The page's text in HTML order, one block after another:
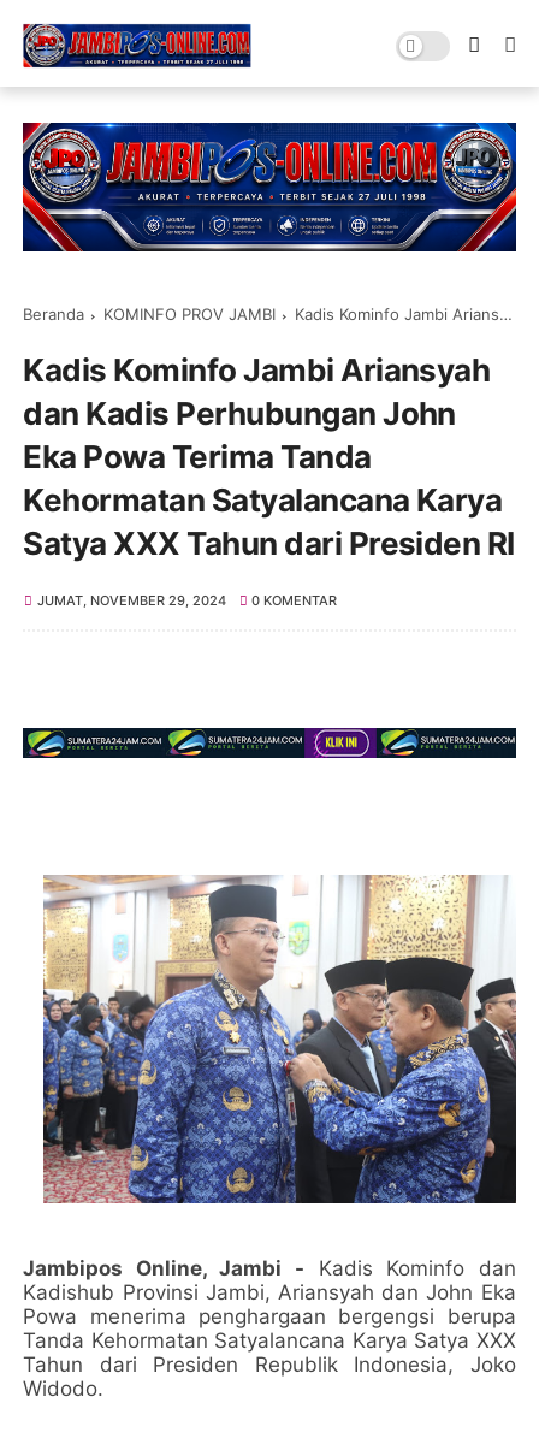
Beranda KOMINFO PROV JAMBI Kadis Kominfo Jambi Ariansyah dan Kadis Perhubungan John Eka Powa Terima Tanda Kehormatan Satyalancana Karya Satya XXX Tahun dari Presiden RI
Kadis Kominfo Jambi Ariansyah
dan Kadis Perhubungan John
Eka Powa Terima Tanda
Kehormatan Satyalancana Karya
Satya XXX Tahun dari Presiden RI
JUMAT, NOVEMBER 29, 2024 0 KOMENTAR
Jambipos Online, Jambi - Kadis Kominfo dan
Kadishub Provinsi Jambi, Ariansyah dan John Eka
Powa menerima penghargaan bergengsi berupa
Tanda Kehormatan Satyalancana Karya Satya XXX
Tahun dari Presiden Republik Indonesia, Joko
Widodo.